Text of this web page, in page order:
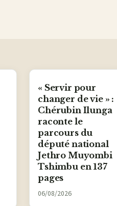
« Servir pour
changer de vie » :
Chérubin Ilunga
raconte le
parcours du
député national
Jethro Muyombi
Tshimbu en 137
pages
06/08/2026